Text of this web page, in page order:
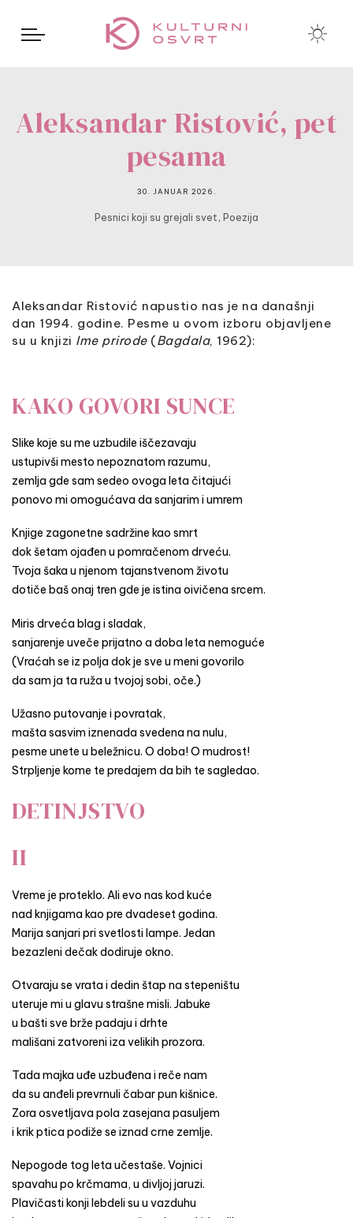
Aleksandar Ristović, pet
pesama
30. JANUAR 2026.
Pesnici koji su grejali svet, Poezija
Aleksandar Ristović napustio nas je na današnji
dan 1994. godine. Pesme u ovom izboru objavljene
su u knjizi Ime prirode(Bagdala, 1962):
KAKO GOVORI SUNCE
Slike koje su me uzbudile iščezavaju
ustupivši mesto nepoznatom razumu,
zemlja gde sam sedeo ovoga leta čitajući
ponovo mi omogućava da sanjarim i umrem
Knjige zagonetne sadržine kao smrt
dok šetam ojađen u pomračenom drveću.
Tvoja šaka u njenom tajanstvenom životu
dotiče baš onaj tren gde je istina oivičena srcem.
Miris drveća blag i sladak,
sanjarenje uveče prijatno a doba leta nemoguće
(Vraćah se iz polja dok je sve u meni govorilo
da sam ja ta ruža u tvojoj sobi, oče.)
Užasno putovanje i povratak,
mašta sasvim iznenada svedena na nulu,
pesme unete u beležnicu. O doba! O mudrost!
Strpljenje kome te predajem da bih te sagledao.
DETINJSTVO
II
Vreme je proteklo. Ali evo nas kod kuće
nad knjigama kao pre dvadeset godina.
Marija sanjari pri svetlosti lampe. Jedan
bezazleni dečak dodiruje okno.
Otvaraju se vrata i dedin štap na stepeništu
uteruje mi u glavu strašne misli. Jabuke
u bašti sve brže padaju i drhte
mališani zatvoreni iza velikih prozora.
Tada majka uđe uzbuđena i reče nam
da su anđeli prevrnuli čabar pun kišnice.
Zora osvetljava pola zasejana pasuljem
i krik ptica podiže se iznad crne zemlje.
Nepogode tog leta učestaše. Vojnici
spavahu po krčmama, u divljoj jaruzi.
Plavičasti konji lebdeli su u vazduhu